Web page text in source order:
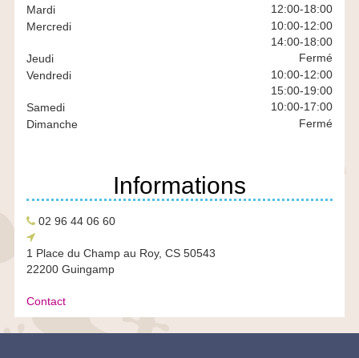
Informations
Téléphone
02 96 44 06 60
Adresse
1 Place du Champ au Roy, CS 50543
22200 Guingamp
Contact
Mardi
12:00-18:00
Mercredi
10:00-12:00
14:00-18:00
Jeudi
Fermé
Vendredi
10:00-12:00
15:00-19:00
Samedi
10:00-17:00
Dimanche
Fermé